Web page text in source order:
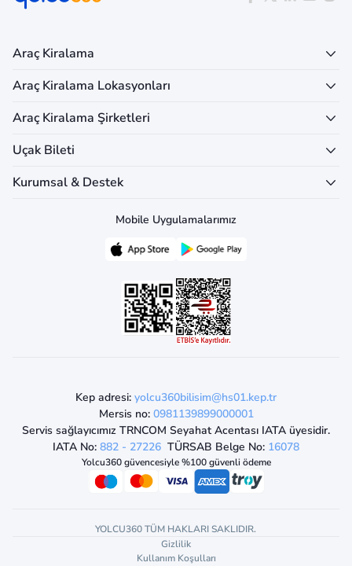
Araç Kiralama
Araç Kiralama Lokasyonları
Araç Kiralama Şirketleri
Uçak Bileti
Kurumsal & Destek
Mobile Uygulamalarımız
Kep adresi: yolcu360bilisim@hs01.kep.tr
Mersis no: 0981139899000001
Servis sağlayıcımız TRNCOM Seyahat Acentası IATA üyesidir.
IATA No: 882 - 27226 TÜRSAB Belge No: 16078
Yolcu360 güvencesiyle %100 güvenli ödeme
YOLCU360 TÜM HAKLARI SAKLIDIR.
Gizlilik
Kullanım Koşulları